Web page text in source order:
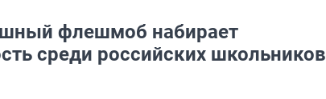
флешмоб набирает
среди российских школьников